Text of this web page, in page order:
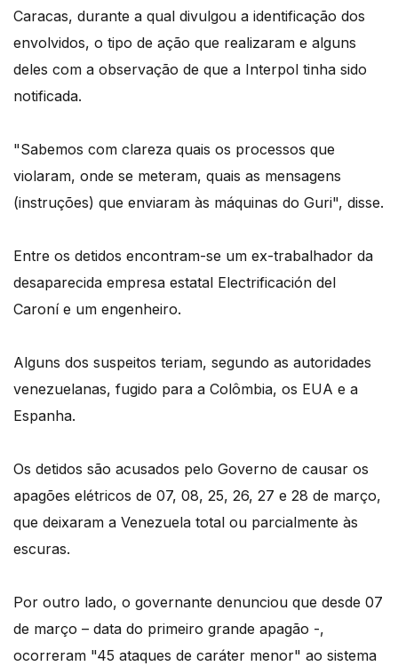
Caracas, durante a qual divulgou a identificação dos
envolvidos, o tipo de ação que realizaram e alguns
deles com a observação de que a Interpol tinha sido
notificada.
"Sabemos com clareza quais os processos que
violaram, onde se meteram, quais as mensagens
(instruções) que enviaram às máquinas do Guri", disse.
Entre os detidos encontram-se um ex-trabalhador da
desaparecida empresa estatal Electrificación del
Caroní e um engenheiro.
Alguns dos suspeitos teriam, segundo as autoridades
venezuelanas, fugido para a Colômbia, os EUA e a
Espanha.
Os detidos são acusados pelo Governo de causar os
apagões elétricos de 07, 08, 25, 26, 27 e 28 de março,
que deixaram a Venezuela total ou parcialmente às
escuras.
Por outro lado, o governante denunciou que desde 07
de março – data do primeiro grande apagão -,
ocorreram "45 ataques de caráter menor" ao sistema